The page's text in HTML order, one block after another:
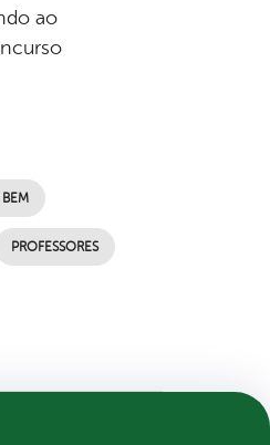
ao
PROFESSORES